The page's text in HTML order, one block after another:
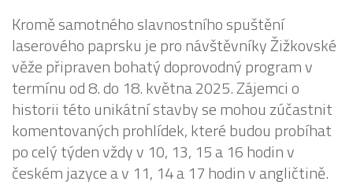
Kromě samotného slavnostního spuštění
laserového paprsku je pro návštěvníky Žižkovské
věže připraven bohatý doprovodný program v
termínu od 8. do 18. května 2025. Zájemci o
historii této unikátní stavby se mohou zúčastnit
komentovaných prohlídek, které budou probíhat
po celý týden vždy v 10, 13, 15 a 16 hodin v
českém jazyce a v 11, 14 a 17 hodin v angličtině.